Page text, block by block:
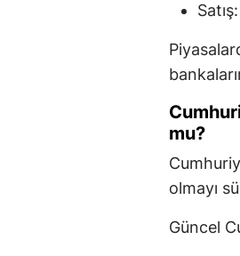
mu?
olmayı
Güncel